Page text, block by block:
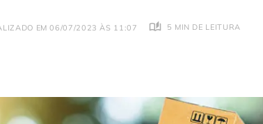
EM 06/07/2023 ÀS 11:07 5 MIN DE LEITURA